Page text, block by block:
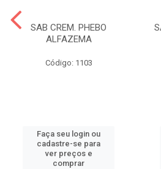
SAB CREM. PHEBO
ALFAZEMA
Código: 1103
Faça seu login ou
cadastre-se para
ver preços e
comprar